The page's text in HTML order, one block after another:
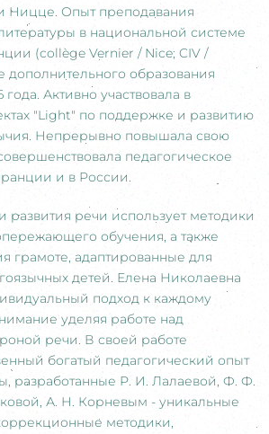
Ницце. Опыт преподавания
в национальной системе
(collège Vernier / Nice; CIV /
дополнительного образования
Активно участвовала в
"Light" по поддержке и развитию
Непрерывно повышала свою
педагогическое
и в России.
развития речи использует методики
обучения, а также
грамоте, адаптированные для
детей. Елена Николаевна
подход к каждому
уделяя работе над
речи. В своей работе
богатый педагогический опыт
разработанные Р. И. Лалаевой, Ф. Ф.
А. Н. Корневым - уникальные
методики,